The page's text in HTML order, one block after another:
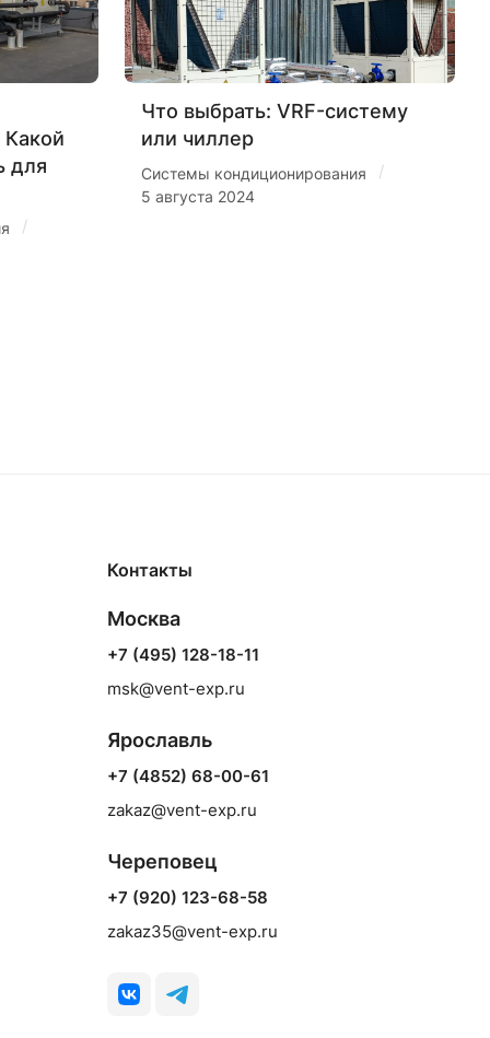
для
/
Что выбрать: VRF-систему
или чиллер
Системы кондиционирования /
5 августа 2024
Контакты
Москва
+7 (495) 128-18-11
msk@vent-exp.ru
Ярославль
+7 (4852) 68-00-61
zakaz@vent-exp.ru
Череповец
+7 (920) 123-68-58
zakaz35@vent-exp.ru